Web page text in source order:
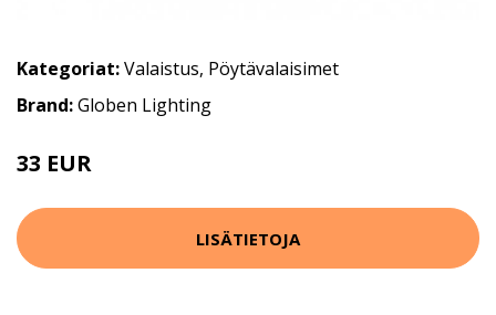
Kategoriat:Valaistus, Pöytävalaisimet
Brand:Globen Lighting
33 EUR
LISÄTIETOJA